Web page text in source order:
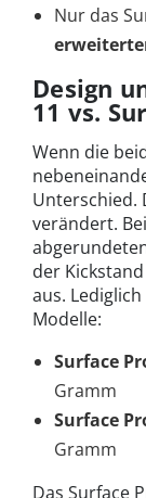
Nur das
Design
11 vs.
Wenn die
Unterschied.
verändert.
der
aus.
Modelle:
Surface
Gramm
Surface
Gramm
Das Surface